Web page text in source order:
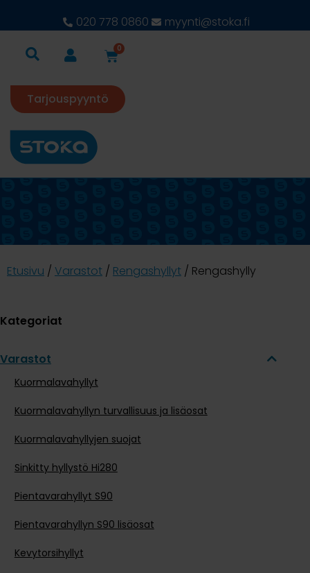
020 778 0860 myynti@stoka.fi
0
Tarjouspyyntö
Etusivu / Varastot / Rengashyllyt / Rengashylly
Kategoriat
Varastot
Kuormalavahyllyt
Kuormalavahyllyn turvallisuus ja lisäosat
Kuormalavahyllyjen suojat
Sinkitty hyllystö Hi280
Pientavarahyllyt S90
Pientavarahyllyn S90 lisäosat
Kevytorsihyllyt